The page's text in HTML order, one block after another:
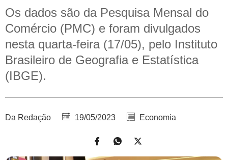
Os dados são da Pesquisa Mensal do
Comércio (PMC) e foram divulgados
nesta quarta-feira (17/05), pelo Instituto
Brasileiro de Geografia e Estatística
(IBGE).
Da Redação 19/05/2023 Economia